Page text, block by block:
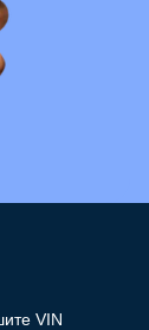
VIN